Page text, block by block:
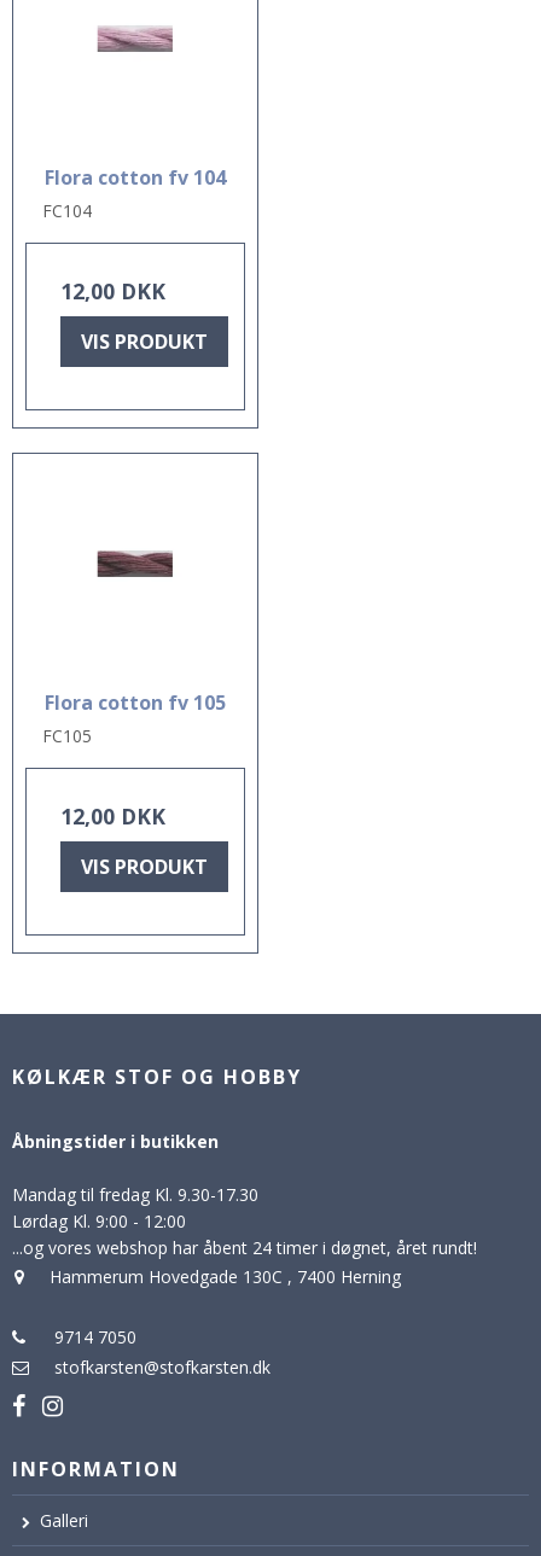
Flora cotton fv 104
FC104
12,00 DKK
VIS PRODUKT
Flora cotton fv 105
FC105
12,00 DKK
VIS PRODUKT
KØLKÆR STOF OG HOBBY
Åbningstider i butikken
Mandag til fredag Kl. 9.30-17.30
Lørdag Kl. 9:00 - 12:00
...og vores webshop har åbent 24 timer i døgnet, året rundt!
Hammerum Hovedgade 130C , 7400 Herning
9714 7050
stofkarsten@stofkarsten.dk
INFORMATION
Galleri